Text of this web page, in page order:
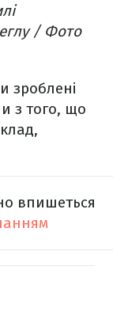
/ Фото
зроблені
з того, що
впишеться